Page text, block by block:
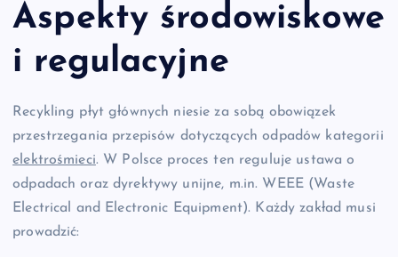
Aspekty środowiskowe
i regulacyjne
Recykling płyt głównych niesie za sobą obowiązek
przestrzegania przepisów dotyczących odpadów kategorii
elektrośmieci. W Polsce proces ten reguluje ustawa o
odpadach oraz dyrektywy unijne, m.in. WEEE (Waste
Electrical and Electronic Equipment). Każdy zakład musi
prowadzić: